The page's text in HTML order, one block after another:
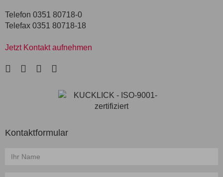
Telefon 0351 80718-0
Telefax 0351 80718-18
Jetzt Kontakt aufnehmen
LinkedInFacebookInstagram
Kontaktformular
Name